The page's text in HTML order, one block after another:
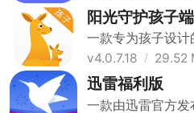
阳光守护孩子
一款专为孩子设
v4.0.7.18
29.52
迅雷福利版
一款由迅雷官方发